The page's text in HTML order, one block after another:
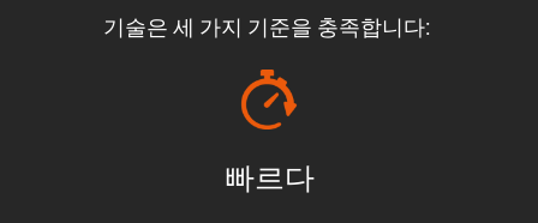
기술은 세 가지 기준을 충족합니다:
빠르다